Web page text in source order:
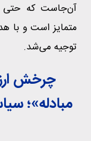
آن‌جاست که حتی
متمایز است و با
توجیه می‌شد.
چرخش
مبادله»؛